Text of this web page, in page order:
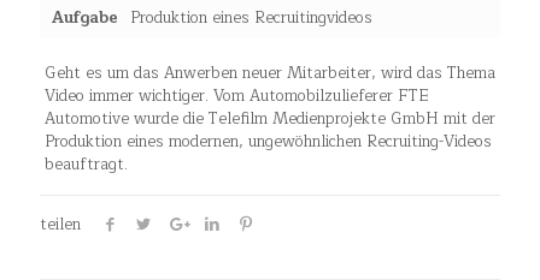
Aufgabe Produktion eines Recruitingvideos
Geht es um das Anwerben neuer Mitarbeiter, wird das Thema
Video immer wichtiger. Vom Automobilzulieferer FTE
Automotive wurde die Telefilm Medienprojekte GmbH mit der
Produktion eines modernen, ungewöhnlichen Recruiting-Videos
beauftragt.
teilen